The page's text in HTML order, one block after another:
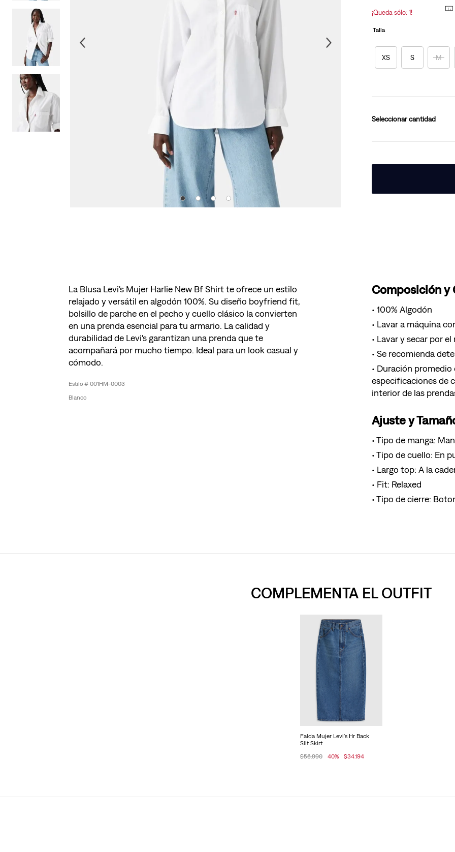
la
misma
página.
¡Queda sólo: 1!
Talla
XS S M
cantidad
La Blusa Levi's Mujer Harlie New Bf Shirt te ofrece un estilo
relajado y versátil en algodón 100%. Su diseño boyfriend fit,
bolsillo de parche en el pecho y cuello clásico la convierten
en una prenda esencial para tu armario. La calidad y
durabilidad de Levi's garantizan una prenda que te
acompañará por mucho tiempo. Ideal para un look casual y
cómodo.
001HM-0003
Blanco
Composición y
100% Algodón
Lavar a máquina
Lavar y secar por el
Se recomienda
Duración promedio
especificaciones de
interior de las
Ajuste y
Tipo de manga:
Tipo de cuello: En
Largo top: A la
Fit: Relaxed
Tipo de cierre:
COMPLEMENTA EL OUTFIT
Falda Mujer Levi's Hr Back
Slit Skirt
$56.990
40% $34.194
10